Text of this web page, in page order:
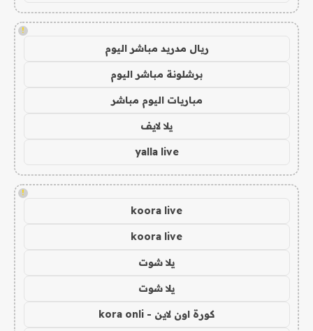
!
ريال مدريد مباشر اليوم
برشلونة مباشر اليوم
مباريات اليوم مباشر
يلا لايف
yalla live
!
koora live
koora live
يلا شوت
يلا شوت
كورة اون لاين - kora onli